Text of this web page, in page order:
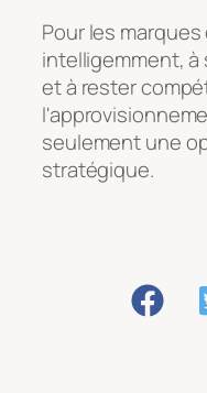
Pour les
intelligemment,
et à rester
seulement une
stratégique.